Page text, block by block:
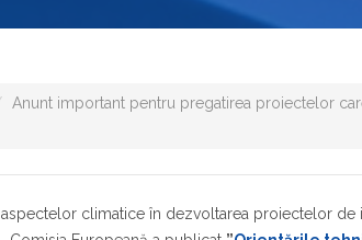
Anunt important pentru pregatirea proiectelor
climatice în dezvoltarea proiectelor